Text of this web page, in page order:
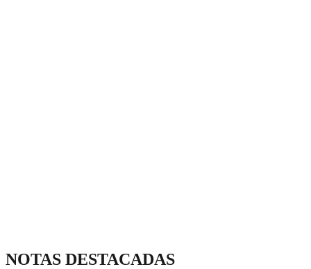
NOTAS DESTACADAS